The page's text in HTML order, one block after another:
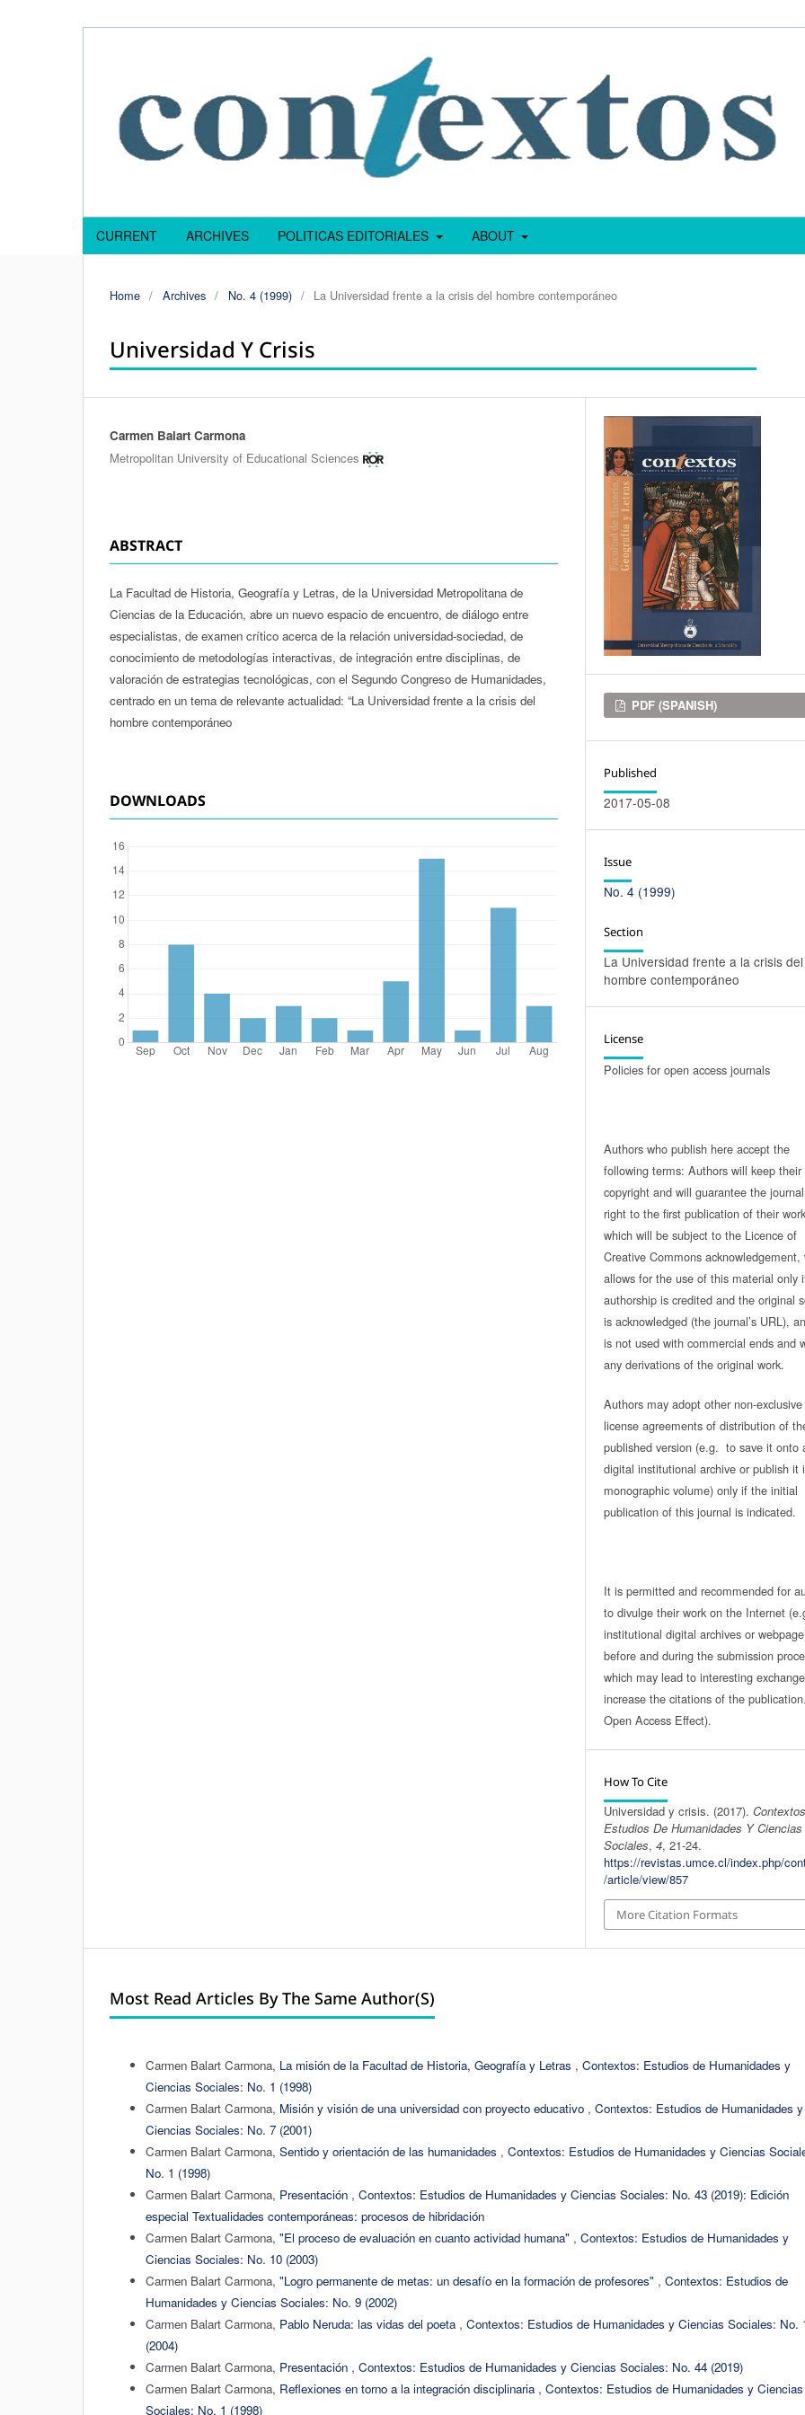
CURRENT ARCHIVES POLITICAS EDITORIALES ABOUT
Home / Archives / No. 4 (1999) / La Universidad frente a la crisis del hombre contemporáneo
Universidad Y Crisis
Authors
Carmen Balart Carmona
Metropolitan University of Educational Sciences
ABSTRACT
La Facultad de Historia, Geografía y Letras, de la Universidad Metropolitana de
Ciencias de la Educación, abre un nuevo espacio de encuentro, de diálogo entre
especialistas, de examen crítico acerca de la relación universidad-sociedad, de
conocimiento de metodologías interactivas, de integración entre disciplinas, de
valoración de estrategias tecnológicas, con el Segundo Congreso de Humanidades,
centrado en un tema de relevante actualidad: “La Universidad frente a la crisis del
hombre contemporáneo
DOWNLOADS
Downloads
PDF (SPANISH)
Published
2017-05-08
Issue
No. 4 (1999)
Section
La Universidad frente a la crisis del
hombre contemporáneo
License
Policies for open access journals
Authors who publish here accept the
following terms: Authors will keep their
copyright and will guarantee the
right to the first publication of their
which will be subject to the Licence of
Creative Commons acknowledgement,
allows for the use of this material only
authorship is credited and the original
is acknowledged (the journal’s URL),
is not used with commercial ends and
any derivations of the original work.
Authors may adopt other non-exclusive
license agreements of distribution of
published version (e.g. to save it onto
digital institutional archive or publish it
monographic volume) only if the initial
publication of this journal is indicated.
It is permitted and recommended for
to divulge their work on the Internet
institutional digital archives or
before and during the submission
which may lead to interesting
increase the citations of the
Open Access Effect).
How To Cite
Universidad y crisis. (2017).
Estudios De Humanidades Y Ciencias
Sociales,4, 21-24.
https://revistas.umce.cl/index.php/
/article/view/857
More Citation Formats
Most Read Articles By The Same Author(s)
Carmen Balart Carmona, La misión de la Facultad de Historia, Geografía y Letras , Contextos: Estudios de Humanidades y
Ciencias Sociales: No. 1 (1998)
Carmen Balart Carmona, Misión y visión de una universidad con proyecto educativo , Contextos: Estudios de Humanidades y
Ciencias Sociales: No. 7 (2001)
Carmen Balart Carmona, Sentido y orientación de las humanidades , Contextos: Estudios de Humanidades y Ciencias
No. 1 (1998)
Carmen Balart Carmona, Presentación , Contextos: Estudios de Humanidades y Ciencias Sociales: No. 43 (2019): Edición
especial Textualidades contemporáneas: procesos de hibridación
Carmen Balart Carmona, "El proceso de evaluación en cuanto actividad humana" , Contextos: Estudios de Humanidades y
Ciencias Sociales: No. 10 (2003)
Carmen Balart Carmona, "Logro permanente de metas: un desafío en la formación de profesores" , Contextos: Estudios de
Humanidades y Ciencias Sociales: No. 9 (2002)
Carmen Balart Carmona, Pablo Neruda: las vidas del poeta , Contextos: Estudios de Humanidades y Ciencias Sociales: No.
(2004)
Carmen Balart Carmona, Presentación , Contextos: Estudios de Humanidades y Ciencias Sociales: No. 44 (2019)
Carmen Balart Carmona, Reflexiones en torno a la integración disciplinaria , Contextos: Estudios de Humanidades y Ciencias
Sociales: No. 1 (1998)